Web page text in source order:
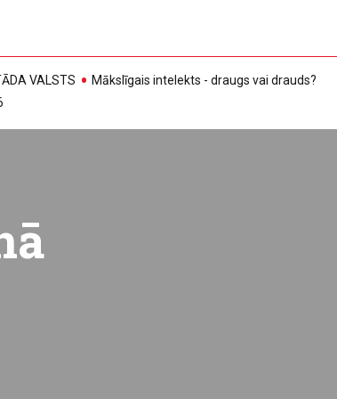
VALSTS
Mākslīgais intelekts - draugs vai drauds?